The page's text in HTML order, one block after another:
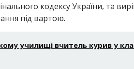
кодексу України, та
під вартою.
училищі вчитель курив у